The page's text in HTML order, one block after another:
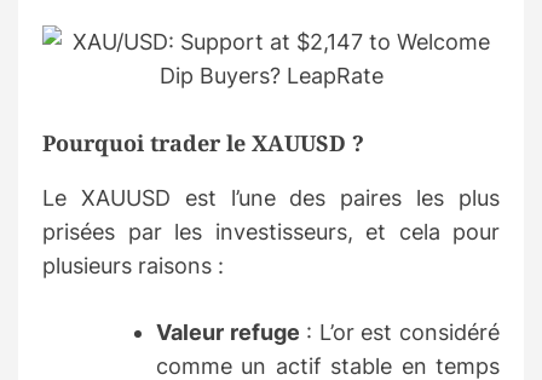
Pourquoi trader le XAUUSD ?
Le XAUUSD est l’une des paires les plus
prisées par les investisseurs, et cela pour
plusieurs raisons :
Valeur refuge : L’or est considéré
comme un actif stable en temps